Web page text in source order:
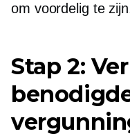
om voordelig te
Stap 2: